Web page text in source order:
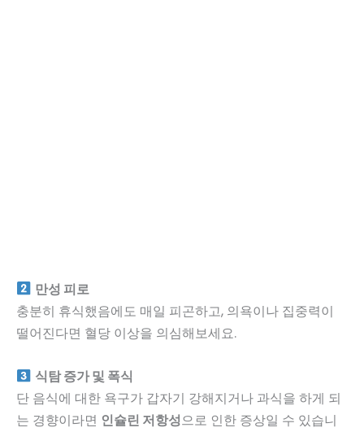
만성 피로
충분히 휴식했음에도 매일 피곤하고, 의욕이나 집중력이
떨어진다면 혈당 이상을 의심해보세요.
식탐 증가 및 폭식
단 음식에 대한 욕구가 갑자기 강해지거나 과식을 하게 되
는 경향이라면 인슐린 저항성으로 인한 증상일 수 있습니